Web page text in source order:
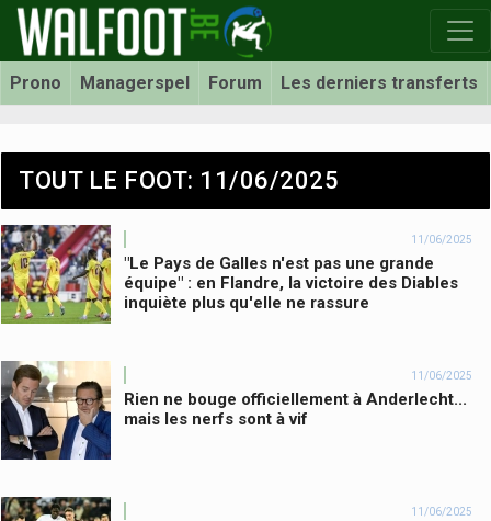
Prono Managerspel Forum Les derniers transferts
TOUT LE FOOT: 11/06/2025
11/06/2025
"Le Pays de Galles n'est pas une grande
équipe" : en Flandre, la victoire des Diables
inquiète plus qu'elle ne rassure
11/06/2025
Rien ne bouge officiellement à Anderlecht...
mais les nerfs sont à vif
11/06/2025